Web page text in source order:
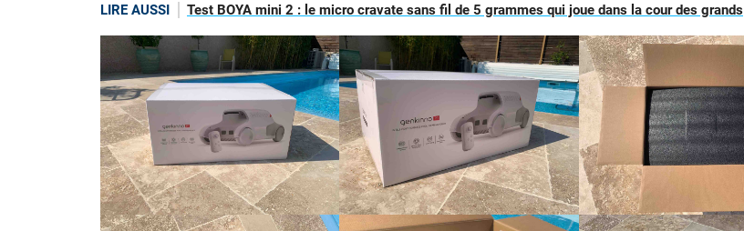
LIRE AUSSI Test BOYA mini 2 : le micro cravate sans fil de 5 grammes qui joue dans la cour des grands